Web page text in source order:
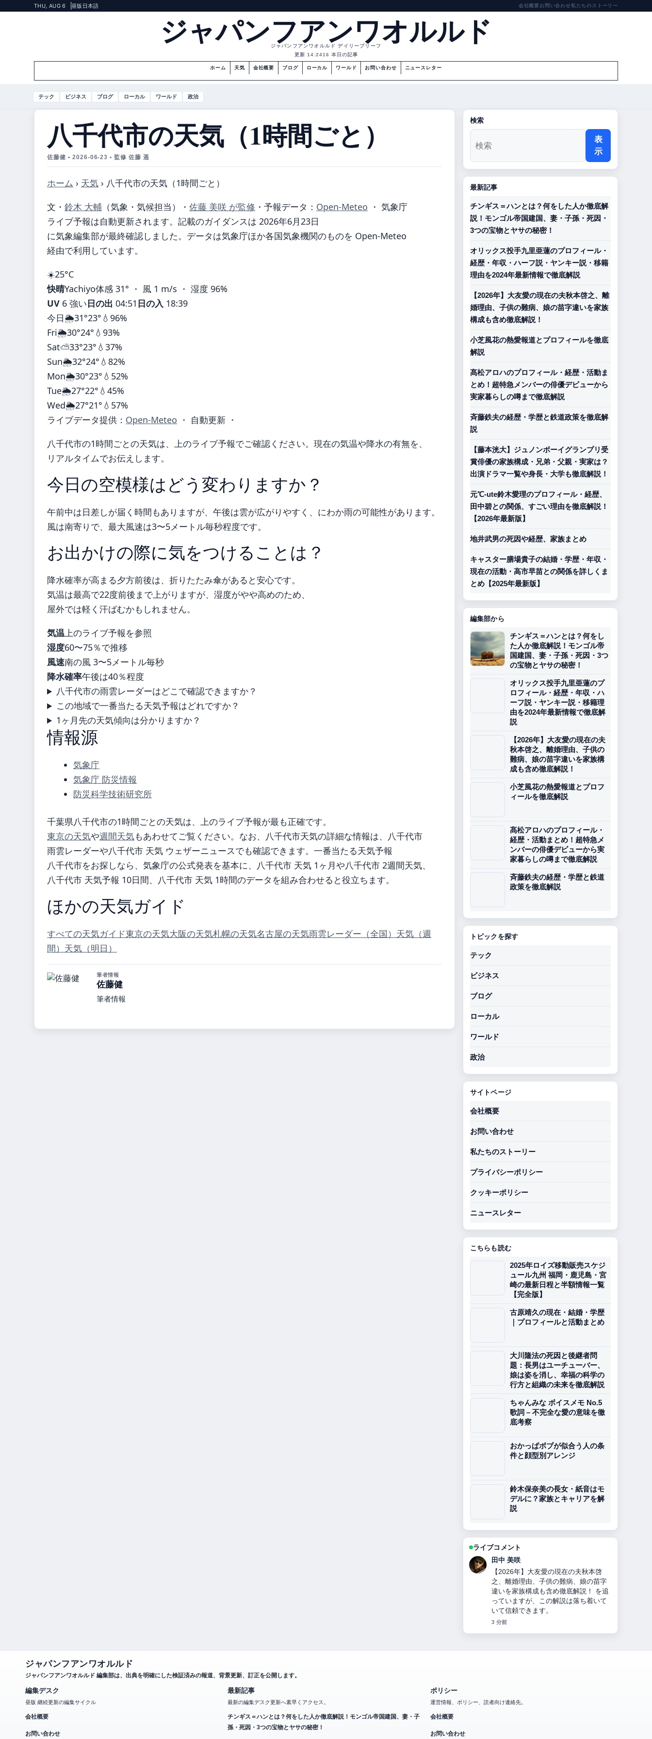
THU, AUG 6 昼版 日本語 会社概要お問い合わせ私たちのストーリー
ジャパンフアンワオルルド
ジャパンフアンワオルルド デイリーブリーフ
更新 14:2416 本日の記事
ホーム 天気 会社概要 ブログ ローカル ワールド お問い合わせ ニュースレター
テック ビジネス ブログ ローカル ワールド 政治
八千代市の天気（1時間ごと）
佐藤健 • 2026-06-23 • 監修 佐藤 遥
ホーム › 天気 › 八千代市の天気（1時間ごと）
文・ 鈴木 大輔 （気象・気候担当） ・ 佐藤 美咲 が監修 ・ 予報データ： Open-Meteo ・ 気象庁
ライブ予報は自動更新されます。記載のガイダンスは 2026年6月23日
に気象編集部が最終確認しました。データは気象庁ほか各国気象機関のものを Open-Meteo
経由で利用しています。
☀️25°C
快晴Yachiyo体感 31° ・ 風 1 m/s ・ 湿度 96%
UV 6 強い日の出 04:51 日の入 18:39
今日🌦️31°23° 💧96%
Fri🌦️30°24° 💧93%
Sat⛅33°23° 💧37%
Sun🌦️32°24° 💧82%
Mon🌦️30°23° 💧52%
Tue🌦️27°22° 💧45%
Wed🌦️27°21° 💧57%
ライブデータ提供： Open-Meteo ・ 自動更新 ・
八千代市の1時間ごとの天気は、上のライブ予報でご確認ください。現在の気温や降水の有無を、
リアルタイムでお伝えします。
今日の空模様はどう変わりますか？
午前中は日差しが届く時間もありますが、午後は雲が広がりやすく、にわか雨の可能性があります。
風は南寄りで、最大風速は3〜5メートル毎秒程度です。
お出かけの際に気をつけることは？
降水確率が高まる夕方前後は、折りたたみ傘があると安心です。
気温は最高で22度前後まで上がりますが、湿度がやや高めのため、
屋外では軽く汗ばむかもしれません。
気温上のライブ予報を参照
湿度60〜75％で推移
風速南の風 3〜5メートル毎秒
降水確率午後は40％程度
八千代市の雨雲レーダーはどこで確認できますか？
この地域で一番当たる天気予報はどれですか？
1ヶ月先の天気傾向は分かりますか？
情報源
気象庁
気象庁 防災情報
防災科学技術研究所
千葉県八千代市の1時間ごとの天気は、上のライブ予報が最も正確です。
東京の天気や週間天気もあわせてご覧ください。なお、八千代市天気の詳細な情報は、八千代市
雨雲レーダーや八千代市 天気 ウェザーニュースでも確認できます。一番当たる天気予報
八千代市をお探しなら、気象庁の公式発表を基本に、八千代市 天気 1ヶ月や八千代市 2週間天気、
八千代市 天気予報 10日間、八千代市 天気 1時間のデータを組み合わせると役立ちます。
ほかの天気ガイド
すべての天気ガイド東京の天気大阪の天気札幌の天気名古屋の天気雨雲レーダー（全国） 天気（週
間） 天気（明日）
筆者情報
佐藤健
筆者情報
検索
表
示
最新記事
チンギス＝ハンとは？何をした人か徹底解
説！モンゴル帝国建国、妻・子孫・死因・
3つの宝物とヤサの秘密！
オリックス投手九里亜蓮のプロフィール・
経歴・年収・ハーフ説・ヤンキー説・移籍
理由を2024年最新情報で徹底解説
【2026年】大友愛の現在の夫秋本啓之、離
婚理由、子供の難病、娘の苗字違いを家族
構成も含め徹底解説！
小芝風花の熱愛報道とプロフィールを徹底
解説
髙松アロハのプロフィール・経歴・活動ま
とめ！超特急メンバーの俳優デビューから
実家暮らしの噂まで徹底解説
斉藤鉄夫の経歴・学歴と鉄道政策を徹底解
説
【藤本洸大】ジュノンボーイグランプリ受
賞俳優の家族構成・兄弟・父親・実家は？
出演ドラマ一覧や身長・大学も徹底解説！
元℃-ute鈴木愛理のプロフィール・経歴、
田中碧との関係、すごい理由を徹底解説！
【2026年最新版】
地井武男の死因や経歴、家族まとめ
キャスター膳場貴子の結婚・学歴・年収・
現在の活動・高市早苗との関係を詳しくま
とめ【2025年最新版】
編集部から
チンギス＝ハンとは？何をし
た人か徹底解説！モンゴル帝
国建国、妻・子孫・死因・3つ
の宝物とヤサの秘密！
オリックス投手九里亜蓮のプ
ロフィール・経歴・年収・ハ
ーフ説・ヤンキー説・移籍理
由を2024年最新情報で徹底解
説
【2026年】大友愛の現在の夫
秋本啓之、離婚理由、子供の
難病、娘の苗字違いを家族構
成も含め徹底解説！
小芝風花の熱愛報道とプロフ
ィールを徹底解説
髙松アロハのプロフィール・
経歴・活動まとめ！超特急メ
ンバーの俳優デビューから実
家暮らしの噂まで徹底解説
斉藤鉄夫の経歴・学歴と鉄道
政策を徹底解説
トピックを探す
テック
ビジネス
ブログ
ローカル
ワールド
政治
サイトページ
会社概要
お問い合わせ
私たちのストーリー
プライバシーポリシー
クッキーポリシー
ニュースレター
こちらも読む
2025年ロイズ移動販売スケジ
ュール九州 福岡・鹿児島・宮
崎の最新日程と半額情報一覧
【完全版】
古原靖久の現在・結婚・学歴
｜プロフィールと活動まとめ
大川隆法の死因と後継者問
題：長男はユーチューバー、
娘は姿を消し、幸福の科学の
行方と組織の未来を徹底解説
ちゃんみな ボイスメモ No.5
歌詞 – 不完全な愛の意味を徹
底考察
おかっぱボブが似合う人の条
件と顔型別アレンジ
鈴木保奈美の長女・紙音はモ
デルに？家族とキャリアを解
説
ライブコメント
中村 悠斗
チンギス＝ハンとは？何をした人か徹
底解説！モンゴル帝国建国、妻・子
孫・死因・3つの宝物とヤサの秘密！
の背景説明が助かります。ライブ更新
を続けてください。
5 分前
ジャパンフアンワオルルド
ジャパンフアンワオルルド 編集部は、出典を明確にした検証済みの報道、背景更新、訂正を公開します。
編集デスク
昼版 継続更新の編集サイクル
会社概要
お問い合わせ
最新記事
最新の編集デスク更新へ素早くアクセス。
チンギス＝ハンとは？何をした人か徹底解説！モンゴル帝国建国、妻・子
孫・死因・3つの宝物とヤサの秘密！
ポリシー
運営情報、ポリシー、読者向け連絡先。
会社概要
お問い合わせ